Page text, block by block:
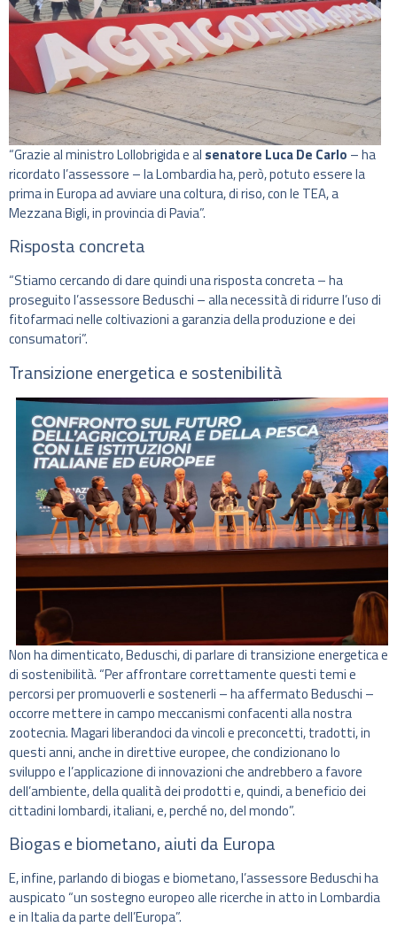
“Grazie al ministro Lollobrigida e al senatore Luca De Carlo – ha
ricordato l’assessore – la Lombardia ha, però, potuto essere la
prima in Europa ad avviare una coltura, di riso, con le TEA, a
Mezzana Bigli, in provincia di Pavia”.
Risposta concreta
“Stiamo cercando di dare quindi una risposta concreta – ha
proseguito l’assessore Beduschi – alla necessità di ridurre l’uso di
fitofarmaci nelle coltivazioni a garanzia della produzione e dei
consumatori”.
Transizione energetica e sostenibilità
Non ha dimenticato, Beduschi, di parlare di transizione energetica e
di sostenibilità. “Per affrontare correttamente questi temi e
percorsi per promuoverli e sostenerli – ha affermato Beduschi –
occorre mettere in campo meccanismi confacenti alla nostra
zootecnia. Magari liberandoci da vincoli e preconcetti, tradotti, in
questi anni, anche in direttive europee, che condizionano lo
sviluppo e l’applicazione di innovazioni che andrebbero a favore
dell’ambiente, della qualità dei prodotti e, quindi, a beneficio dei
cittadini lombardi, italiani, e, perché no, del mondo”.
Biogas e biometano, aiuti da Europa
E, infine, parlando di biogas e biometano, l’assessore Beduschi ha
auspicato “un sostegno europeo alle ricerche in atto in Lombardia
e in Italia da parte dell’Europa”.